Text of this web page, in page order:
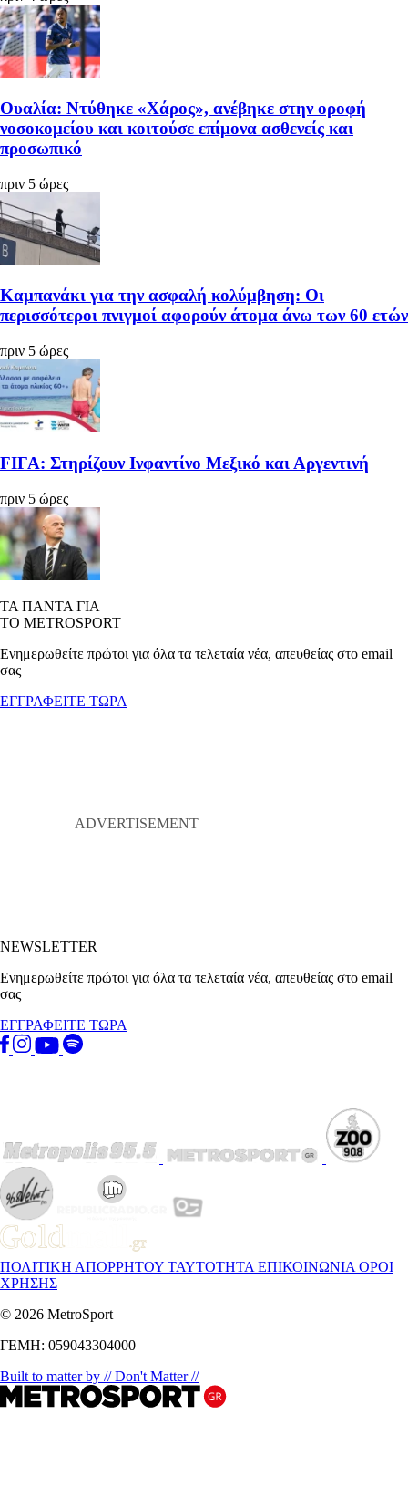
Ουαλία: Ντύθηκε «Χάρος», ανέβηκε στην οροφή
νοσοκομείου και κοιτούσε επίμονα ασθενείς και
προσωπικό
πριν 5 ώρες
Καμπανάκι για την ασφαλή κολύμβηση: Οι
περισσότεροι πνιγμοί αφορούν άτομα άνω των 60 ετών
πριν 5 ώρες
FIFA: Στηρίζουν Ινφαντίνο Μεξικό και Αργεντινή
πριν 5 ώρες
ΤΑ ΠΑΝΤΑ ΓΙΑ
ΤΟ METROSPORT
Ενημερωθείτε πρώτοι για όλα τα τελεταία νέα, απευθείας στο email
σας
ΕΓΓΡΑΦΕΙΤΕ ΤΩΡΑ
NEWSLETTER
Ενημερωθείτε πρώτοι για όλα τα τελεταία νέα, απευθείας στο email
σας
ΕΓΓΡΑΦΕΙΤΕ ΤΩΡΑ
ΠΟΛΙΤΙΚΗ ΑΠΟΡΡΗΤΟΥ ΤΑΥΤΟΤΗΤΑ ΕΠΙΚΟΙΝΩΝΙΑ ΟΡΟΙ
ΧΡΗΣΗΣ
© 2026 MetroSport
ΓΕΜΗ: 059043304000
Built to matter by // Don't Matter //